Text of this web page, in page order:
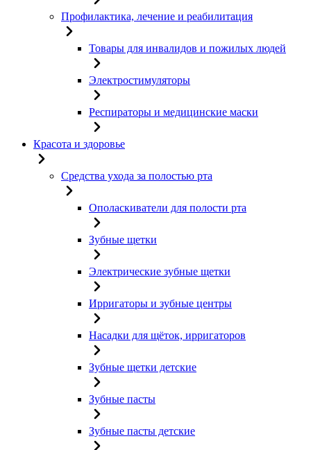
Профилактика, лечение и реабилитация
Товары для инвалидов и пожилых людей
Электростимуляторы
Респираторы и медицинские маски
Красота и здоровье
Средства ухода за полостью рта
Ополаскиватели для полости рта
Зубные щетки
Электрические зубные щетки
Ирригаторы и зубные центры
Насадки для щёток, ирригаторов
Зубные щетки детские
Зубные пасты
Зубные пасты детские